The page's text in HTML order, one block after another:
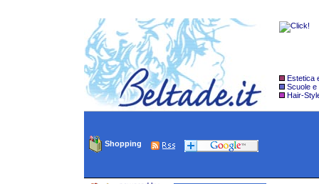
Estetica
Scuole e
Hair-
Shopping